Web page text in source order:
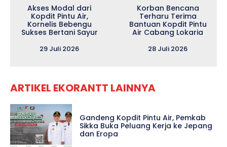
Akses Modal dari
Kopdit Pintu Air,
Kornelis Bebengu
Sukses Bertani Sayur
29 Juli 2026
Korban Bencana
Terharu Terima
Bantuan Kopdit Pintu
Air Cabang Lokaria
28 Juli 2026
ARTIKEL EKORANTT LAINNYA
Gandeng Kopdit Pintu Air, Pemkab
Sikka Buka Peluang Kerja ke Jepang
dan Eropa